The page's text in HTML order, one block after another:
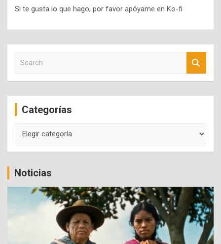
Si te gusta lo que hago, por favor apóyame en Ko-fi
c
Categorías
Noticias